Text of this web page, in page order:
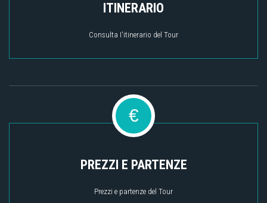
ITINERARIO
Consulta I'itinerario del Tour
€
PREZZI E PARTENZE
Prezzi e partenze del Tour